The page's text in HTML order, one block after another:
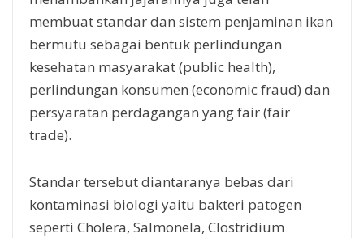
membuat standar dan sistem penjaminan ikan
bermutu sebagai bentuk perlindungan
kesehatan masyarakat (public health),
perlindungan konsumen (economic fraud) dan
persyaratan perdagangan yang fair (fair
trade).
Standar tersebut diantaranya bebas dari
kontaminasi biologi yaitu bakteri patogen
seperti Cholera, Salmonela, Clostridium